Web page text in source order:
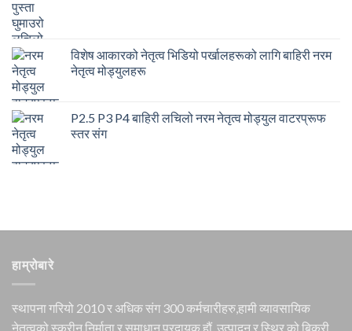
विशेष आकारको नेतृत्व भिडियो पर्खालहरूको लागि बाहिरी नरम
नेतृत्व मोड्युलहरू
P2.5 P3 P4 बाहिरी लचिलो नरम नेतृत्व मोड्युल वाटरप्रूफ
स्तर संग
हाम्रोबारे
स्थापना गरियो 2010 र अधिक संग 300 कर्मचारीहरु,हामी व्यावसायिक
नेतृत्वको स्क्रीन निर्माता र समाधान प्रदायक हौं, उत्पादन र स्थिर को बिक्री